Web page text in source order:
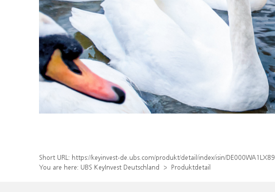
Short URL: https://keyinvest-de.ubs.com/produkt/detail/index/isin/DE000WA1LX89
You are here: UBS KeyInvest Deutschland Produktdetail